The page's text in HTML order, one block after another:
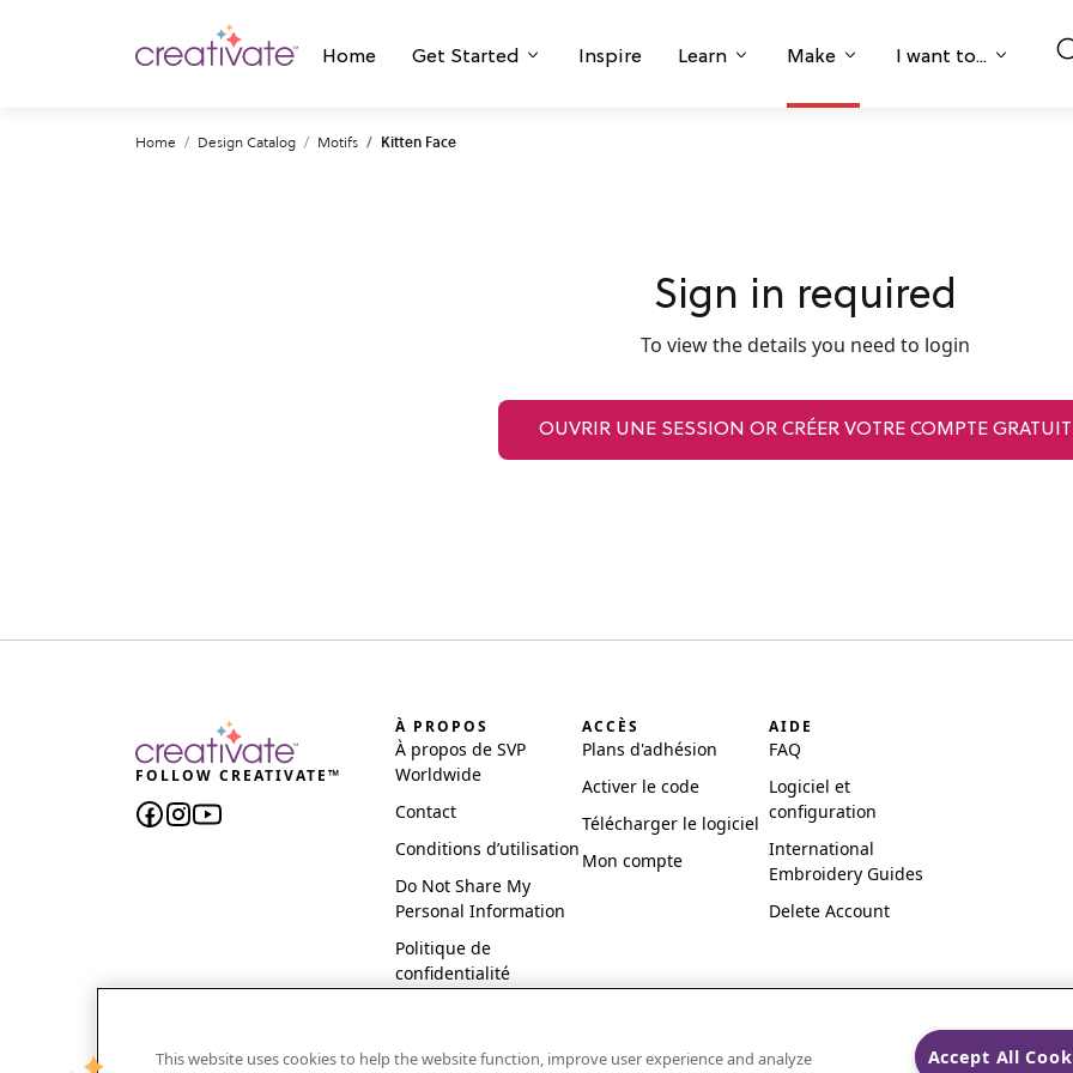
Home Get Started Inspire Learn Make I want to...
Home Design Catalog Motifs Kitten Face
Sign in required
To view the details you need to login
OUVRIR UNE SESSION OR CRÉER VOTRE COMPTE GRATUIT
FOLLOW CREATIVATE™
À PROPOS
À propos de SVP
Worldwide
Contact
Conditions d’utilisation
Do Not Share My
Personal Information
Politique de
confidentialité
ACCÈS
Plans d'adhésion
Activer le code
Télécharger le logiciel
Mon compte
AIDE
FAQ
Logiciel et
configuration
International
Embroidery Guides
Delete Account
This website uses cookies to help the website function, improve user experience and analyze
Accept All